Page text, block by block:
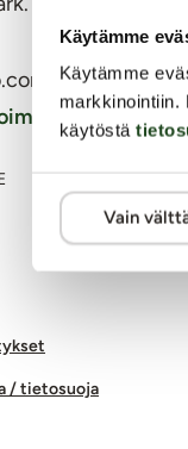
Käytämme
Käytämme
markkinointiin.
käytöstä
Vain
/ tietosuoja